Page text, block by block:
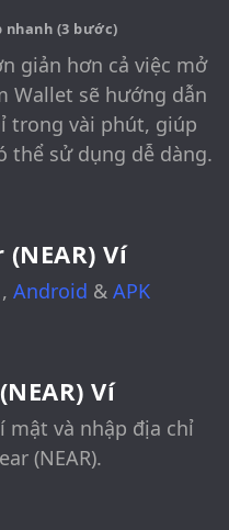
(3 bước)
giản hơn cả việc mở
Wallet sẽ hướng dẫn
trong vài phút, giúp
thể sử dụng dễ dàng.
Ví
, Android & APK
Ví
mật và nhập địa chỉ
(NEAR).